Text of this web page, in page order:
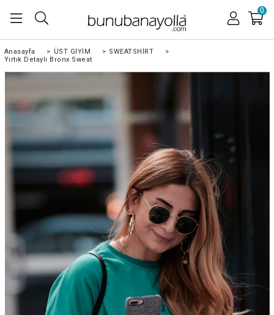
0
Anasayfa > ÜST GİYİM > SWEATSHİRT
>
Yırtık Detaylı Bronx Sweat